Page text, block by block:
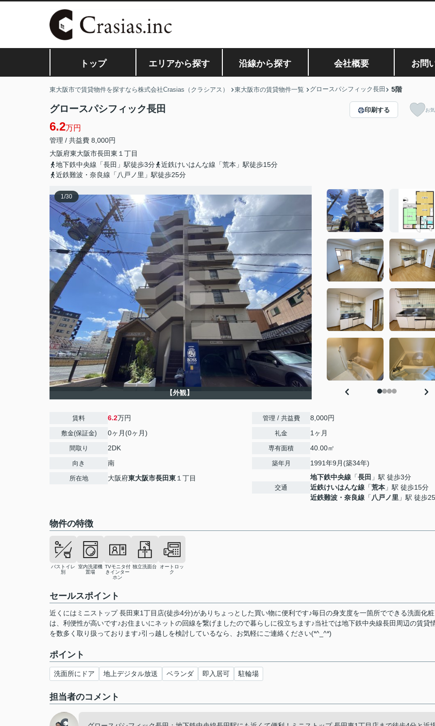
トップ エリアから探す 沿線から探す 会社概要 お問
東大阪市で賃貸物件を探すなら株式会社Crasias（クラシアス） 東大阪市の賃貸物件一覧 グロースパシフィック長田 5階
グロースパシフィック長田
6.2万円
管理 / 共益費 8,000円
大阪府東大阪市長田東 １丁目
地下鉄中央線「長田」駅徒歩3分
近鉄けいはんな線「荒本」駅徒歩15分
近鉄難波・奈良線「八戸ノ里」駅徒歩25分
印刷する お
1/30
【外観】
賃料 6.2万円
敷金(保証金) 0ヶ月(0ヶ月)
間取り 2DK
向き 南
所在地 大阪府東大阪市長田東 １丁目
管理 / 共益費 8,000円
礼金 1ヶ月
専有面積 40.00㎡
築年月 1991年9月(築34年)
交通
地下鉄中央線 「長田 」駅 徒歩3分
近鉄けいはんな線 「荒本 」駅 徒歩15分
近鉄難波・奈良線 「 八戸ノ里 」駅 徒歩
物件の特徴
バストイレ
別
室内洗濯機
置場
TVモニタ付
きインター
ホン
独立洗面台
オートロッ
ク
セールスポイント
近くにはミニストップ 長田東1丁目店(徒歩4分)がありちょっとした買い物に便利です♪毎日の身支度を一箇所でできる洗面化
は、利便性が高いです♪お住まいにネットの回線を繋げましたので暮らしに役立ちます♪当社では地下鉄中央線長田周辺の賃貸
を数多く取り扱っております♪引っ越しを検討しているなら、お気軽にご連絡ください(*^_^*)
ポイント
洗面所にドア 地上デジタル放送 ベランダ 即入居可 駐輪場
担当者のコメント